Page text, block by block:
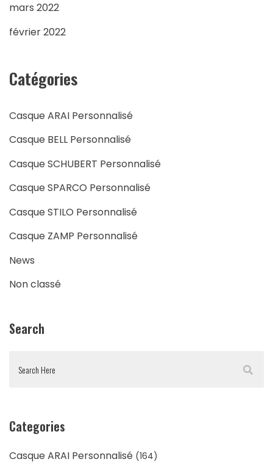
mars 2022
février 2022
Catégories
Casque ARAI Personnalisé
Casque BELL Personnalisé
Casque SCHUBERT Personnalisé
Casque SPARCO Personnalisé
Casque STILO Personnalisé
Casque ZAMP Personnalisé
News
Non classé
Search
Categories
Casque ARAI Personnalisé (164)